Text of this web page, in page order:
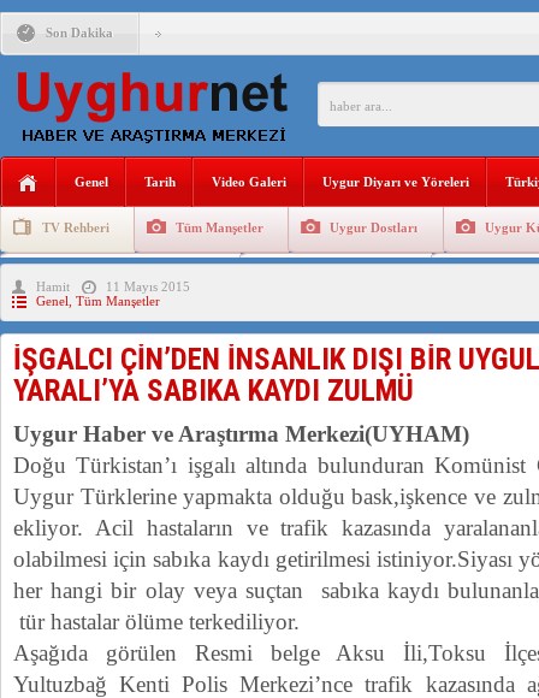
Son Dakika
ÇİN’İN “GÜVENLİK”SÖYLEMİ İLE DOĞU TÜRKİSTAN’DA
ANAHTAR PARTİ GENEL BAŞKANI AĞIRALİOĞLU :
DİYANET AKADEMİSİ BAŞKANI DOÇ.DR.KAAN : DOĞU
150 YILDIR KAYNAYAN YARAMIZ : ÇİN İŞGALİNDEKİ
ÇİN’İN UYGUR POLİTİKALARINI ÖVEN DİYANET
Genel Tarih Video Galeri Uygur Diyarı ve Yöreleri
TV Rehberi Tüm Manşetler Uygur Dostları Uygur
Uygurlarda Düğün ve Cenaze
Hamit
11 Mayıs 2015
Genel Tüm Manşetler
İŞGALCI ÇİN’DEN İNSANLIK DIŞI BİR
YARALI’YA SABIKA KAYDI ZULMÜ
Uygur Haber ve Araştırma Merkezi(UYHAM)
Doğu Türkistan’ı işgalı altında bulunduran
Uygur Türklerine yapmakta olduğu bask,işkence ve
ekliyor. Acil hastaların ve trafik kazasında
olabilmesi için sabıka kaydı getirilmesi istiniyor.Siyası
her hangi bir olay veya suçtan sabıka kaydı
tür hastalar ölüme terkediliyor.
Aşağıda görülen Resmi belge Aksu İli,Toksu
Yultuzbağ Kenti Polis Merkezi’nce trafik kazasında